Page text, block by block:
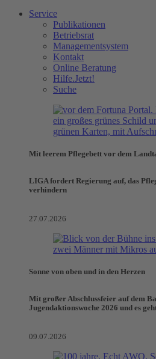
Service
Publikationen
Betriebsrat
Managementsystem
Kontakt
Online Beratung
Hilfe.Jetzt!
Suche
Mit leerem Pflegebett vor dem
LIGA fordert Regierung auf, das
verhindern
27.07.2026
Sonne von oben und in den Herzen
Mit großer Abschlussfeier auf dem
Jugendaktionswoche 2026 und es
09.07.2026